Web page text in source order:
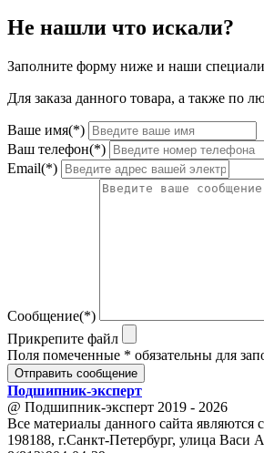
Не нашли что искали?
Заполните форму ниже и наши
Для заказа данного товара, а также
Ваше имя(*)
Ваш телефон(*)
Email(*)
Сообщение(*)
Прикрепите файл
Поля помеченные * обязательны для
Отправить сообщение
Подшипник-эксперт
@ Подшипник-эксперт 2019 - 2026
Все материалы данного сайта являются
198188, г.Санкт-Петербург, улица Васи